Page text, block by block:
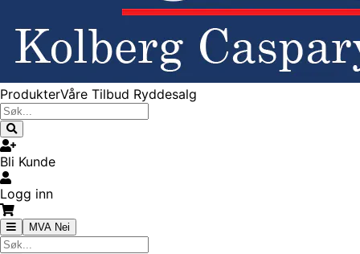
ProdukterVåre Tilbud Ryddesalg
Bli Kunde
Logg inn
MVA Nei